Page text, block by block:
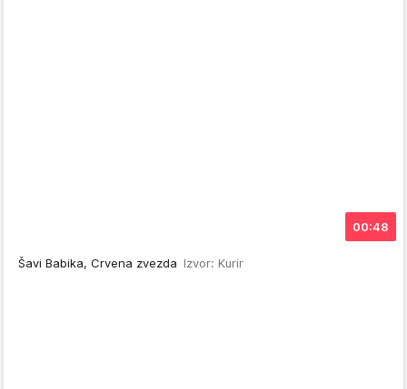
00:48
Šavi Babika, Crvena zvezda Izvor: Kurir